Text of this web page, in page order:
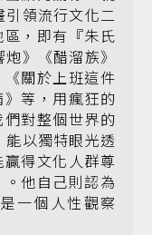
領流行文化二
，即有『朱氏
》《醋溜族》
《關於上班這件
等，用瘋狂的
對整個世界的
以獨特眼光透
得文化人群尊
他自己則認為
一個人性觀察